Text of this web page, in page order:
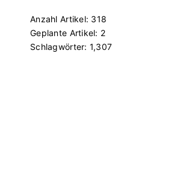
Anzahl Artikel: 318
Geplante Artikel: 2
Schlagwörter: 1,307